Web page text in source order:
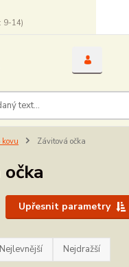
9-14)
kovu Závitová očka
Upřesnit parametry
Nejlevnější Nejdražší